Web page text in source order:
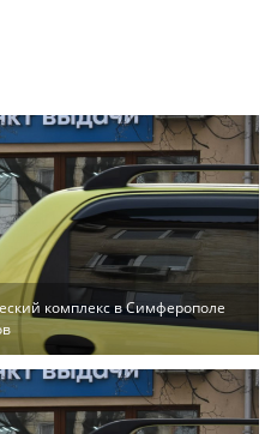
комплекс в Симферополе